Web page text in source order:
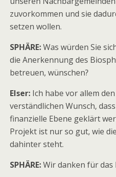
zuvorkommen und sie
setzen wollen.
SPHÄRE:Was würden Sie
die Anerkennung des
betreuen, wünschen?
Elser: Ich habe vor allem
verständlichen Wunsch,
finanzielle Ebene geklärt
Projekt ist nur so gut, wie
dahinter steht.
SPHÄRE:Wir danken für das